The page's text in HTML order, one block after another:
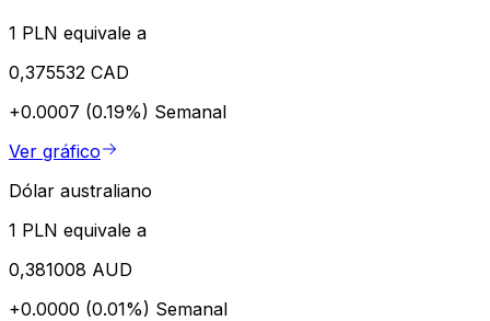
1 PLN equivale a
0,375532 CAD
+0.0007 (0.19%) Semanal
Ver gráfico
Dólar australiano
1 PLN equivale a
0,381008 AUD
+0.0000 (0.01%) Semanal